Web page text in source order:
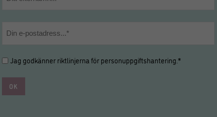
Hantering
personuppgifter
*
Jag godkänner riktlinjerna förpersonuppgiftshantering .*